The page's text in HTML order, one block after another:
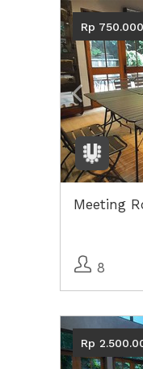
Previous
Rp
Meeting
8
Previous
Rp